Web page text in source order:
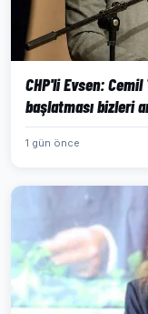
CHP'li Evsen: Cemil
başlatması bizleri
1 gün önce